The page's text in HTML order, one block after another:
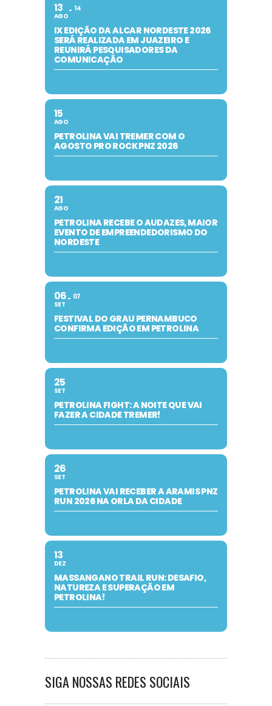
13
AGO
14
IX EDIÇÃO DA ALCAR NORDESTE 2026
SERÁ REALIZADA EM JUAZEIRO E
REUNIRÁ PESQUISADORES DA
COMUNICAÇÃO
15
AGO
PETROLINA VAI TREMER COM O
AGOSTO PRO ROCK PNZ 2026
21
AGO
PETROLINA RECEBE O AUDAZES, MAIOR
EVENTO DE EMPREENDEDORISMO DO
NORDESTE
06
SET
07
FESTIVAL DO GRAU PERNAMBUCO
CONFIRMA EDIÇÃO EM PETROLINA
25
SET
PETROLINA FIGHT: A NOITE QUE VAI
FAZER A CIDADE TREMER!
26
SET
PETROLINA VAI RECEBER A ARAMIS PNZ
RUN 2026 NA ORLA DA CIDADE
13
DEZ
MASSANGANO TRAIL RUN: DESAFIO,
NATUREZA E SUPERAÇÃO EM
PETROLINA!
SIGA NOSSAS REDES SOCIAIS